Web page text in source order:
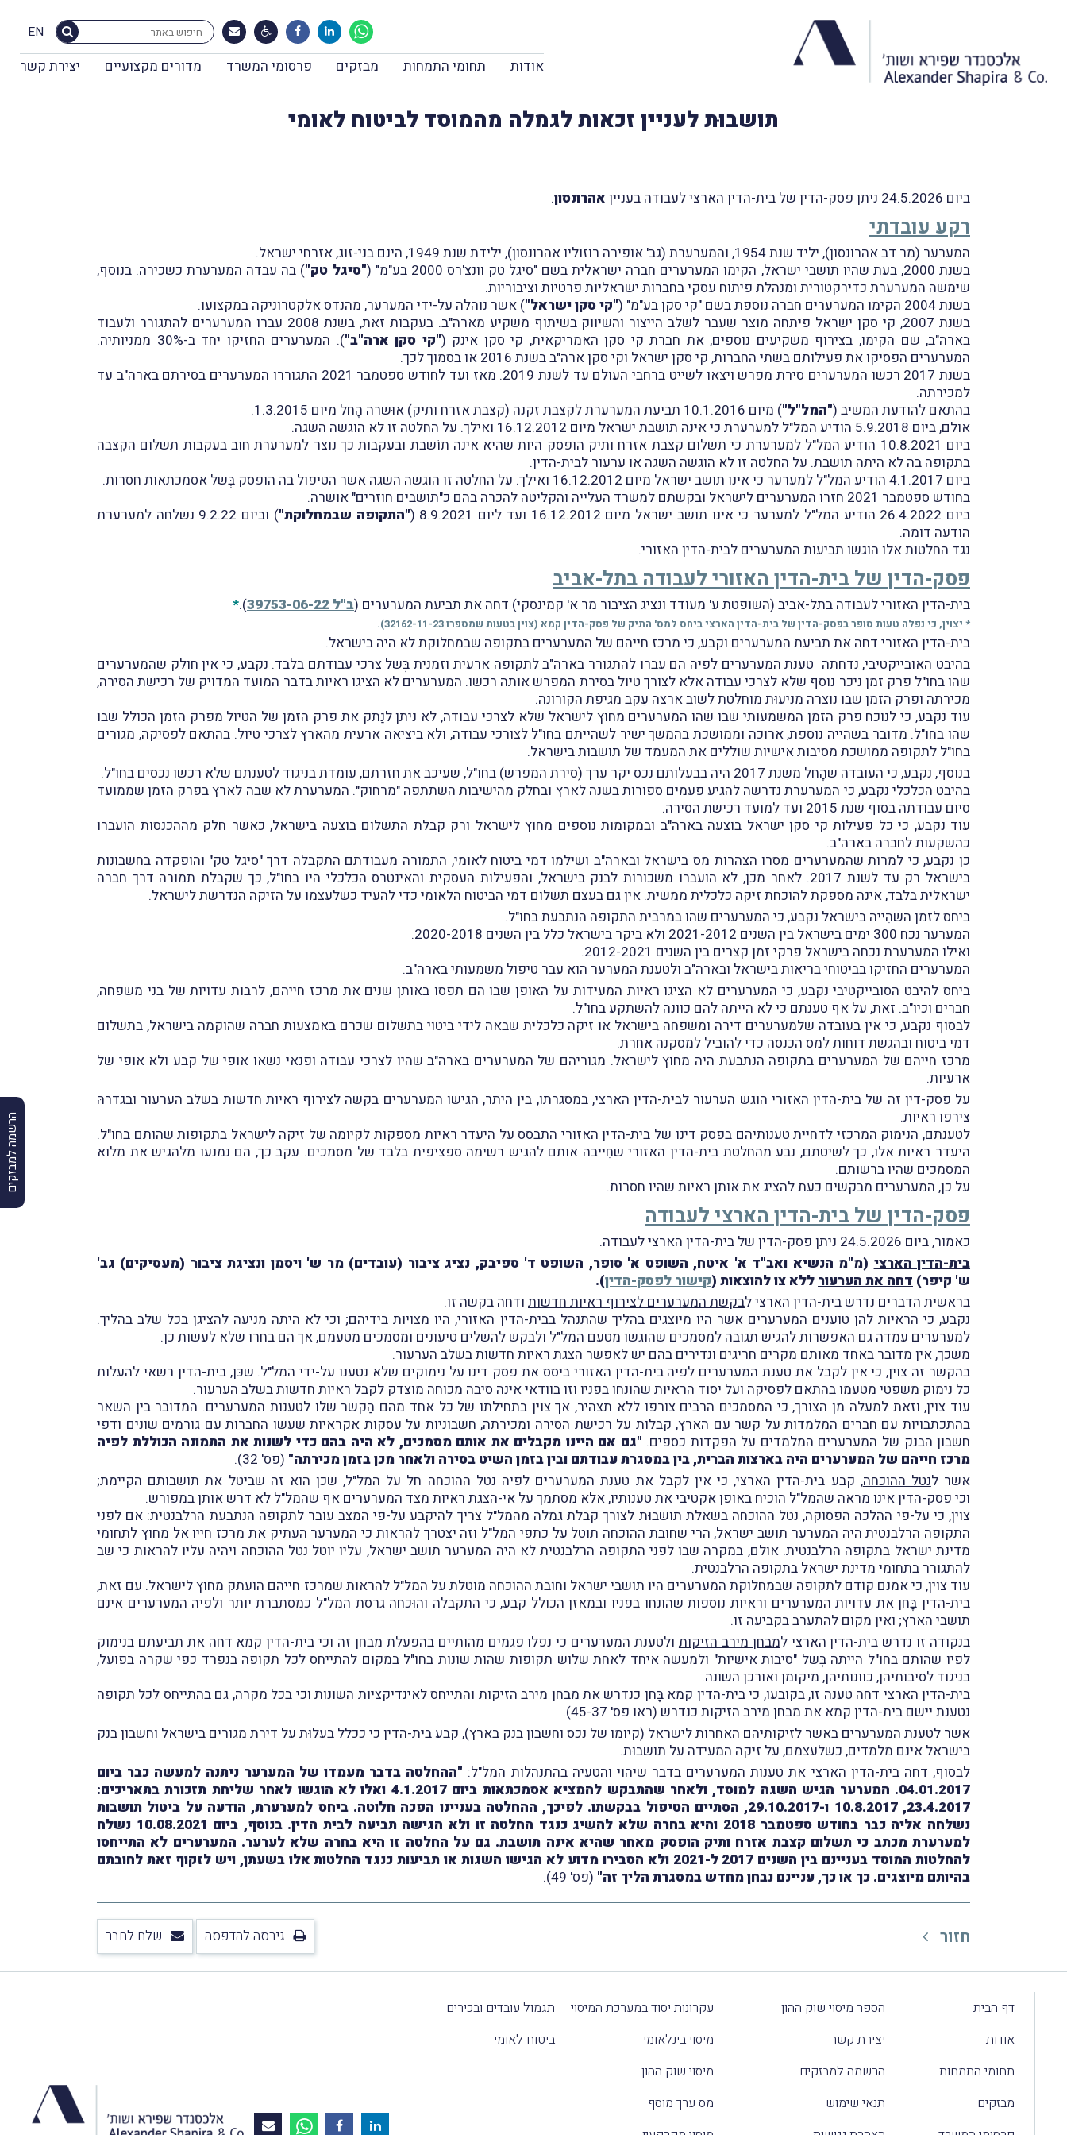
EN
אודות תחומי התמחות מבזקים פרסומי המשרד מדורים מקצועיים יצירת קשר
הרשמה למבזקים
תושבוּת לעניין זכאות לגמלה מהמוסד לביטוח לאומי
ביום 24.5.2026 ניתן פסק-הדין של בית-הדין הארצי לעבודה בעניין אהרונסון.
רקע עובדתי
המערער (מר דב אהרונסון), יליד שנת 1954, והמערערת (גב' אופירה רוזוליו אהרונסון), ילידת שנת 1949, הינם בני-זוג, אזרחי ישראל.
בשנת 2000, בעת שהיו תושבי ישראל, הקימו המערערים חברה ישראלית בשם "סיגל טק וונצ'רס 2000 בע"מ" (
"סיגל טק") בה עבדה המערערת כשכירה. בנוסף,
שימשה המערערת כדירקטורית ומנהלת פיתוח עסקי בחברות ישראליות פרטיות וציבוריות.
בשנת 2004 הקימו המערערים חברה נוספת בשם "קי סקן בע"מ" (
"קי סקן ישראל") אשר נוהלה על-ידי המערער, מהנדס אלקטרוניקה במקצועו.
בשנת 2007, קי סקן ישראל פיתחה מוצר שעבר לשלב הייצור והשיווק בשיתוף משקיע מארה"ב. בעקבות זאת, בשנת 2008 עברו המערערים להתגורר ולעבוד
בארה"ב, שם הקימו, בצירוף משקיעים נוספים, את חברת קי סקן האמריקאית, קי סקן אינק ("קי סקן ארה"ב"). המערערים החזיקו יחד ב-30% ממניותיה
.
המערערים הפסיקו את פעילותם בשתי החברות, קי סקן ישראל וקי סקן ארה"ב בשנת 2016 או בסמוך לכך.
בשנת 2017 רכשו המערערים סירת מפרש ויצאו לשייט ברחבי העולם עד לשנת 2019. מאז ועד לחודש ספטמבר 2021 התגוררו המערערים בסירתם בארה"ב עד
למכירתה.
בהתאם להודעת המשיב ("המל"ל") מיום 10.1.2016 תביעת המערערת לקצבת זקנה (קצבת אזרח ותיק) אוּשרה הָחל מיום 1.3.2015.
אולם, ביום 5.9.2018 הודיע המל"ל למערערת כי אינה תושבת ישראל מיום 16.12.2012 ואילך. על החלטה זו לא הוגשה השגה.
ביום 10.8.2021 הודיע המל"ל למערערת כי תשלום קצבת אזרח ותיק הופסק היות שהיא אינה תוֹשבת ובעקבות כך נוצר למערערת חוב בעקבות תשלום הקִצבה
בתקופה בה לא היתה תוֹשבת. על החלטה זו לא הוגשה השגה או ערעור לבית-הדין.
ביום 4.1.2017 הודיע המל"ל למערער כי אינו תושב ישראל מיום 16.12.2012 ואילך. על החלטה זו הוגשה השגה אשר הטיפול בה הופסק בְּשל אסמכתאות חסרות.
בחודש ספטמבר 2021 חזרו המערערים לישראל ובקשתם למשרד העלייה והקליטה להכרה בהם כ"תושבים חוזרים" אושרה.
ביום 26.4.2022 הודיע המל"ל למערער כי אינו תושב ישראל מיום 16.12.2012 ועד ליום 8.9.2021 (
"התקופה שבמחלוקת"
) וביום 9.2.22 נשלחה למערערת
הודעה דומה.
נגד החלטות אלו הוגשו תביעות המערערים לבית-הדין האזורי.
פסק-הדין של בית-הדין האזורי לעבודה בתל-אביב
בית-הדין האזורי לעבודה בתל-אביב (השופטת ע' מעודד ונציג הציבור מר א' קמינסקי) דחה את תביעת המערערים (ב"ל 39753-06-22 ).
*
* יצוין, כי נפלה טעות סופר בפסק-הדין של בית-הדין הארצי ביחס למס' התיק של פסק-הדין קמא (צוין בטעות שמספרו 32162-11-23).
בית-הדין האזורי דחה את תביעת המערערים וקבע, כי מרכז חייהם של המערערים בתקופה שבמחלוקת לא היה בישראל.
בהיבט האובייקטיבי, נדחתה טענת המערערים לפיה הם עברו להתגורר בארה"ב לתקופה ארעית וזמנית בְּשל צרכי עבודתם בלבד. נקבע, כי אין חולק שהמערערים
שהו בחו"ל פרק זמן ניכר נוסף שלא לצרכי עבודה אלא לצורך טיול בסירת המפרש אותה רכשו. המערערים לא הציגו ראיות בדבר המועד המדויק של רכישת הסירה,
מכירתה ופרק הזמן שבו נוצרה מניעוּת מוחלטת לשוב ארצה עֵקב מגיפת הקורונה.
עוד נקבע, כי לנוכח פרק הזמן המשמעותי שבו שהו המערערים מחוץ לישראל שלא לצרכי עבודה, לא ניתן לנַתק את פרק הזמן של הטיול מפרק הזמן הכולל שבו
שהו בחו"ל. מדובר בשהייה נוספת, ארוכה וממושכת בהמשך ישיר לשהייתם בחו"ל לצורכי עבודה, ולא ביציאה ארעית מהארץ לצרכי טיול. בהתאם לפסיקה, מגורים
בחו"ל לתקופה ממושכת מסיבות אישיות שוללים את המעמד של תושבוּת בישראל.
בנוסף, נקבע, כי העובדה שהָחל משנת 2017 היה בבעלותם נכס יקר ערך (סירת המפרש) בחו"ל, שעיכב את חזרתם, עומדת בניגוד לטענתם שלא רכשו נכסים בחו"ל
.
בהיבט הכלכלי נקבע, כי המערערת נדרשה להגיע פעמים ספורות בשנה לארץ ובחלק מהישיבות השתתפה "מרחוק". המערערת לא שבה לארץ בפרק הזמן שממועד
סיום עבודתה בסוף שנת 2015 ועד למועד רכישת הסירה.
עוד נקבע, כי כל פעילות קי סקן ישראל בוצעה בארה"ב ובמקומות נוספים מחוץ לישראל ורק קבלת התשלום בוצעה בישראל, כאשר חלק מההכנסות הועברו
כהשקעות לחברה בארה"ב.
כן נקבע, כי למרות שהמערערים מסרו הצהרות מס בישראל ובארה"ב ושילמו דמי ביטוח לאומי, התמורה מעבודתם התקבלה דרך "סיגל טק" והופקדה בחשבונות
בישראל רק עד לשנת 2017. לאחר מכן, לא הועברו משכורות לבנק בישראל, והפעילות העסקית והאינטרס הכלכלי היו בחו"ל, כך שקבלת תמורה דרך חברה
ישראלית בלבד, אינה מספקת להוכחת זיקה כלכלית ממשית. אין גם בעצם תשלום דמי הביטוח הלאומי כדי להעיד כשלעצמו על הזיקה הנדרשת לישראל.
ביחס לזמן השהִייה בישראל נקבע, כי המערערים שהו במרבית התקופה הנתבעת בחו"ל.
המערער נכח 300 ימים בישראל בין השנים 2021-2012 ולא ביקר בישראל כלל בין השנים 2020-2018.
ואילו המערערת נכחה בישראל פרקי זמן קצרים בין השנים 2012-2021.
המערערים החזיקו בביטוחי בריאות בישראל ובארה"ב ולטענת המערער הוא עבר טיפול משמעותי בארה"ב.
ביחס להיבט הסובייקטיבי נקבע, כי המערערים לא הציגו ראיות המעידות על האופן שבו הם תפסו באותן שנים את מרכז חייהם, לרבות עדויות של בני משפחה,
חברים וכיו"ב. זאת, על אף טענתם כי לא הייתה להם כוונה להשתקע בחו"ל.
לבסוף נקבע, כי אין בעובדה שלמערערים דירה ומשפחה בישראל או זיקה כלכלית שבאה לידי ביטוי בתשלום שכרם באמצעות חברה שהוקמה בישראל, בתשלום
דמי ביטוח ובהגשת דוחות למס הכנסה כדי להוביל למסקנה אחרת.
מרכז חייהם של המערערים בתקופה הנתבעת היה מחוץ לישראל. מגוריהם של המערערים בארה"ב שהיו לצרכי עבודה ופנאי נשאו אופי של קבע ולא אופי של
ארעיות.
על פסק-דין זה של בית-הדין האזורי הוגש הערעור לבית-הדין הארצי, במסגרתו, בין היתר, הגישו המערערים בקשה לצירוף ראיות חדשות בשלב הערעור ובגדרהּ
צירפו ראיות.
לטענתם, הנימוק המרכזי לדחיית טענותיהם בפסק דינו של בית-הדין האזורי התבסס על היעדר ראיות מספקות לקיומה של זיקה לישראל בתקופות שהותם בחו"ל.
היעדר ראיות אלו, כך לשיטתם, נבע מהחלטת בית-הדין האזורי שחִייבה אותם להגיש רשימה ספציפית בלבד של מסמכים. עקב כך, הם נמנעו מלהגיש את מלוא
המסמכים שהיו ברשותם.
על כן, המערערים מבקשים כעת להציג את אותן ראיות שהיו חסרות.
פסק-הדין של בית-הדין הארצי לעבודה
כאמור, ביום 24.5.2026 ניתן פסק-הדין של בית-הדין הארצי לעבודה.
בית-הדין הארצי (מ"מ הנשיא ואב"ד א' איטח, השופט א' סופר, השופט ד' ספיבק, נציג ציבור (עובדים) מר ש' ויסמן ונציגת ציבור (מעסיקים) גב'
ש' קיפר) דחה את הערעור ללא צו להוצאות (קישור לפסק-הדין).
בראשית הדברים נדרש בית-הדין הארצי לבקשת המערערים לצירוף ראיות חדשות ודחה בקשה זו.
נקבע, כי הראיות להן טוענים המערערים אשר היו מיוצגים בהליך שהתנהל בבית-הדין האזורי, היו מצויות בידיהם; וכי לא היתה מניעה להציגן בכל שלב בהליך.
למערערים עמדה גם האפשרות להגיש תגובה למסמכים שהוגשו מטעם המל"ל ולבקש להשלים טיעונים ומסמכים מטעמם, אך הם בחרו שלא לעשות כן.
משכך, אין מדובר באחד מאותם מקרים חריגים ונדירים בהם יש לאפשר הצגת ראיות חדשות בשלב הערעור.
בהקשר זה צוין, כי אין לקבל את טענת המערערים לפיה בית-הדין האזורי ביסס את פסק דינו על נימוקים שלא נטענו על-ידי המל"ל. שכּן, בית-הדין רשאי להעלות
כל נימוק משפטי מטעמו בהתאם לפסיקה ועל יסוד הראיות שהונחו בפניו וזו בוודאי אינה סיבה מכוחה מוצדק לקבל ראיות חדשות בשלב הערעור.
עוד צוין, וזאת למעלה מן הצורך, כי המסמכים הרבים צורפוללא תצהיר, אךצוין בתחילתו של כל אחד מהם הַקשר שלו לטענות המערערים. המדובר בין השאר
בהתכתבויות עם חברים המלמדות על קשר עם הארץ, קבלות על רכישת הסירה ומכירתה, חשבוניות על עסקות אקראיות שעשו החברות עם גורמים שונים ודפי
חשבון הבנק של המערערים המלמדים על הפקדות כספים. "גם אם היינו מקבלים את אותם מסמכים, לא היה בהם כדי לשנות את התמונה הכוללת לפיה
מרכז חייהם של המערערים היה בארצות הברית, בין במסגרת עבודתם ובין בזמן השיט בסירה ולאחר מכן בזמן מכירתה" (פס' 32).
אשר לנטל ההוכחה, קבע בית-הדין הארצי, כי אין לקבל את טענת המערערים לפיה נטל ההוכחה חל על המל"ל, שכן הוא זה שביטל את תושבותם הקיימת;
וכי פסק-הדין אינו מראה שהמל"ל הוכיח באופן אקטיבי את טענותיו, אלא מסתמך על אי-הצגת ראיות מצד המערערים אף שהמל"ל לא דרש אותן במפורש.
צוין, כי על-פי ההלכה הפסוקה, נטל ההוכחה בשאלת תושבוּת לצורך קבלת גמלה מהמל"ל צריך להיקבע על-פי המצב עובר לתקופה הנתבעת הרלבנטית: אם לפני
התקופה הרלבנטית היה המערער תושב ישראל, הרי שחובת ההוכחה תוטל על כתפי המל"ל וזה יצטרך להראות כי המערער העתיק את מרכז חייו אל מחוץ לתחומי
מדינת ישראל בתקופה הרלבנטית. אולם, במקרה שבו לפני התקופה הרלבנטית לא היה המערער תושב ישראל, עליו יוטל נטל ההוכחה ויהיה עליו להראות כי שב
להתגורר בתחומי מדינת ישראל בתקופה הרלבנטית.
עוד צוין, כי אמנם קוֹדם לתקופה שבמחלוקת המערערים היו תושבי ישראל וחובת ההוכחה מוטלת על המל"ל להראות שמרכז חייהם הועתק מחוץ לישראל. עם זאת,
בית-הדין בָּחן את עדויות המערערים וראיות נוספות שהונחו בפניו ובמאזן הכולל קבע, כי התקבלה והוּכחה גרסת המל"ל כמסתברת יותר ולפיה המערערים אינם
תושבי הארץ; ואין מקום להתערב בקביעה זו.
בנקודה זו נדרש בית-הדין הארצי למבחן מירב הזיקות ולטענת המערערים כי נפלו פגמים מהותיים בהפעלת מבחן זה וכי בית-הדין קמא דחה את תביעתם בנימוק
לפיו שהותם בחו"ל הייתה בְּשל "סיבות אישיות" ולמעשה איחד לאחת שלוש תקופות שהות שונות בחו"ל במקום להתייחס לכל תקופה בנפרד כפי שקרה בפועל,
בניגוד לסיבותיהן, כוונותיהן, מיקומן ואורכן השונה.
בית-הדין הארצי דחה טענה זו, בקובעו, כי בית-הדין קמא בָּחן כנדרש את מבחן מירב הזיקות והתייחס לאינדיקציות השונות וכי בכל מקרה, גם בהתייחס לכל תקופה
נטענת יישם בית-הדין קמא את מבחן מירב הזיקות כנדרש (ראו פס' 45-37).
אשר לטענת המערערים באשר לזיקותיהם האחרות לישראל (קיומו של נכס וחשבון בנק בארץ), קבע בית-הדין כי ככלל בעלוּת על דירת מגורים בישראל וחשבון בנק
בישראל אינם מלמדים, כשלעצמם, על זיקה המעידה על תושבוּת.
לבסוף, דחה בית-הדין הארצי את טענות המערערים בדבר שיהוי והטעיה בהתנהלות המל"ל: "ההחלטה בדבר מעמדו של המערער ניתנה למעשה כבר ביום
04.01.2017. המערער הגיש השגה למוסד, ולאחר שהתבקש להמציא אסמכתאות ביום 4.1.2017 ואלו לא הוגשו לאחר שליחת תזכורת בתאריכים:
23.4.2017, 10.8.2017 ו-29.10.2017, הסתיים הטיפול בבקשתו. לפיכך, ההחלטה בעניינו הפכה חלוטה. ביחס למערערת, הודעה על ביטול תושבות
נשלחה אליה כבר בחודש ספטמבר 2018 והיא בחרה שלא להשיג כנגד החלטה זו ולא הגישה תביעה לבית הדין. בנוסף, ביום 10.08.2021 נשלח
למערערת מכתב כי תשלום קצבת אזרח ותיק הופסק מאחר שהיא אינה תושבת. גם על החלטה זו היא בחרה שלא לערער. המערערים לא התייחסו
להחלטות המוסד בעניינם בין השנים 2017 ל-2021 ולא הסבירו מדוע לא הגישו השגות או תביעות כנגד החלטות אלו בשעתן, ויש לזקוף זאת לחובתם
בהיותם מיוצגים. כך או כך, עניינם נבחן מחדש במסגרת הליך זה" (פס' 49).
חזור גירסה להדפסה שלח לחבר
דף הבית
אודות
תחומי התמחות
מבזקים
הספר מיסוי שוק ההון
יצירת קשר
הרשמה למבזקים
תנאי שימוש
עקרונות יסוד במערכת המיסוי
מיסוי בינלאומי
מיסוי שוק ההון
מס ערך מוסף
תגמול עובדים ובכירים
ביטוח לאומי